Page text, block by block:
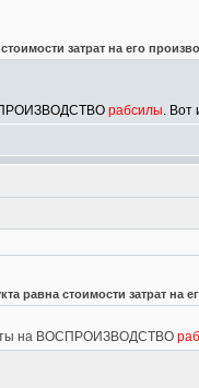
затрат на его
рабсилы. Вот
равна стоимости затрат на
на ВОСПРОИЗВОДСТВО